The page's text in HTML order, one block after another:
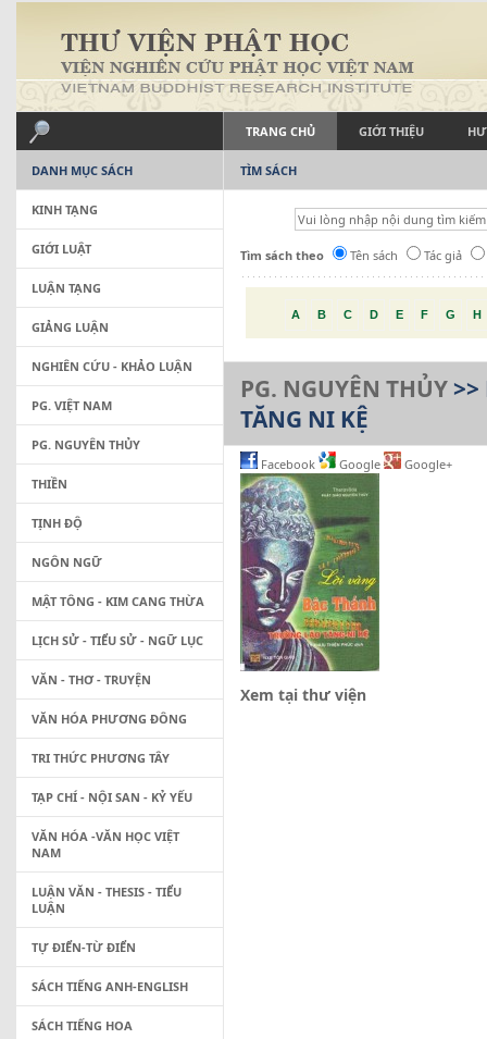
TRANG CHỦ GIỚI THIỆU
TÌM SÁCH
Tìm sách theo Tên sách Tác giả
A B C D E F G H
PG. NGUYÊN THỦY >>
TĂNG NI KỆ
Facebook Google Google+
Xem tại thư viện
DANH MỤC SÁCH
KINH TẠNG
GIỚI LUẬT
LUẬN TẠNG
GIẢNG LUẬN
NGHIÊN CỨU - KHẢO LUẬN
PG. VIỆT NAM
PG. NGUYÊN THỦY
THIỀN
TỊNH ĐỘ
NGÔN NGỮ
MẬT TÔNG - KIM CANG THỪA
LỊCH SỬ - TIỂU SỬ - NGỮ LỤC
VĂN - THƠ - TRUYỆN
VĂN HÓA PHƯƠNG ĐÔNG
TRI THỨC PHƯƠNG TÂY
TẠP CHÍ - NỘI SAN - KỶ YẾU
VĂN HÓA -VĂN HỌC VIỆT
NAM
LUẬN VĂN - THESIS - TIỂU
LUẬN
TỰ ĐIỂN-TỪ ĐIỂN
SÁCH TIẾNG ANH-ENGLISH
SÁCH TIẾNG HOA